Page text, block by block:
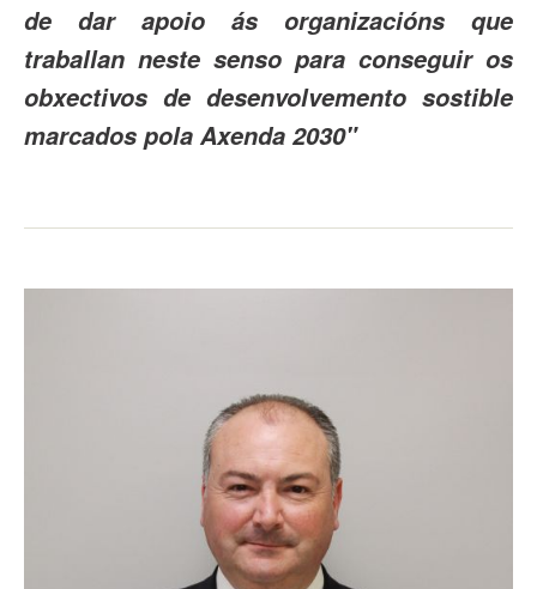
de dar apoio ás organizacións que
traballan neste senso para conseguir os
obxectivos de desenvolvemento sostible
marcados pola Axenda 2030"